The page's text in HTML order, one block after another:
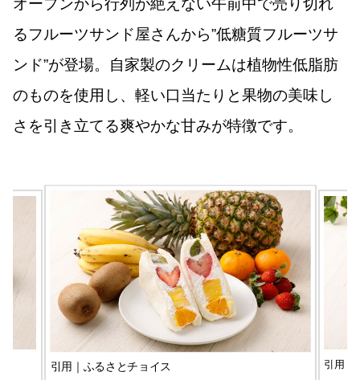
オープンから行列が絶えない午前中で売り切れ
るフルーツサンド屋さんから”低糖質フルーツサ
ンド”が登場。自家製のクリームは植物性低脂肪
のものを使用し、軽い口当たりと果物の美味し
さを引き立てる爽やかな甘みが特徴です。
引用｜ふるさとチョイス
引用｜